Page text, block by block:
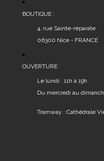
BOUTIQUE :
4, rue Sainte-réparate
06300 Nice - FRANCE
OUVERTURE :
Le lundi : 11h à 19h
Du mercredi au
Tramway : Cathédrale